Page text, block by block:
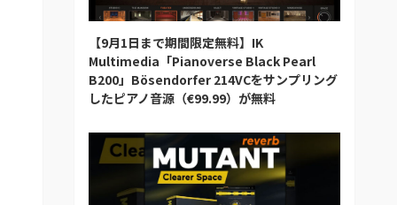
【9月1日まで期間限定無料】IK
Multimedia「Pianoverse Black Pearl
B200」Bösendorfer 214VCをサンプリング
したピアノ音源（€99.99）が無料